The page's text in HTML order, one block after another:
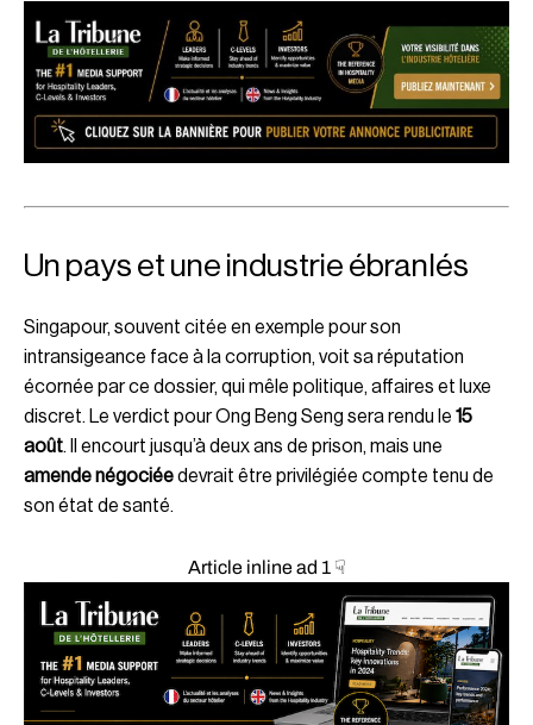
Un pays et une industrie ébranlés
Singapour, souvent citée en exemple pour son
intransigeance face à la corruption, voit sa réputation
écornée par ce dossier, qui mêle politique, affaires et luxe
discret. Le verdict pour Ong Beng Seng sera rendu le 15
août. Il encourt jusqu’à deux ans de prison, mais une
amende négociéedevrait être privilégiée compte tenu de
son état de santé.
Article inline ad 1 ☟